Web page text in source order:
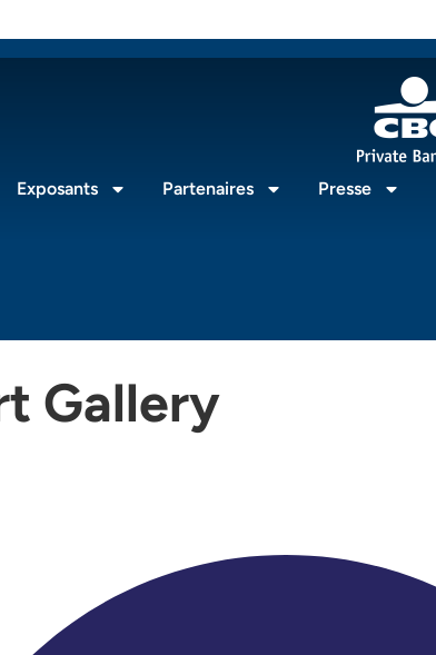
Exposants Partenaires Presse
Gallery